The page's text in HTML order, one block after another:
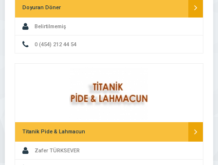
Doyuran Döner
Belirtilmemiş
0 (454) 212 44 54
Titanik Pide & Lahmacun
Zafer TÜRKSEVER